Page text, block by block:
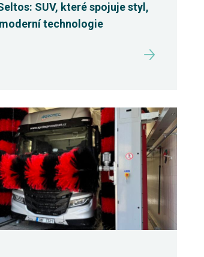
SUV, které spojuje styl,
technologie